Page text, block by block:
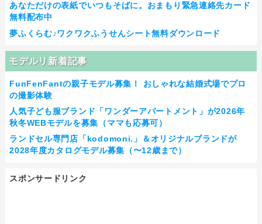
あなただけの表紙でいつもそばに。おまもり緊急連絡先カード
無料配布中
夢ふくらむ♪ワクワクふうせんシート無料ダウンロード
モデルリ新着記事
FunFenFantの親子モデル募集！ おしゃれな結婚式場でプロ
の撮影体験
人気子ども服ブランド「ワンダーアパートメント」が2026年
秋冬WEBモデルを募集（ママも応募可）
ランドセル専門店「kodomoni.」＆オリジナルブランドが
2028年度カタログモデル募集（〜12歳まで）
スポンサードリンク